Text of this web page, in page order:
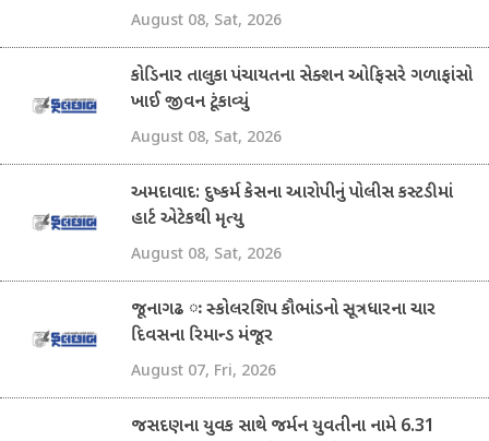
August 08, Sat, 2026
કોડિનાર તાલુકા પંચાયતના સેક્શન ઓફિસરે ગળાફાંસો
ખાઈ જીવન ટૂંકાવ્યું
August 08, Sat, 2026
અમદાવાદ: દુષ્કર્મ કેસના આરોપીનું પોલીસ કસ્ટડીમાં
હાર્ટ એટેકથી મૃત્યુ
August 08, Sat, 2026
જૂનાગઢ ઃ સ્કોલરશિપ કૌભાંડનો સૂત્રધારના ચાર
દિવસના રિમાન્ડ મંજૂર
August 07, Fri, 2026
જસદણના યુવક સાથે જર્મન યુવતીના નામે 6.31